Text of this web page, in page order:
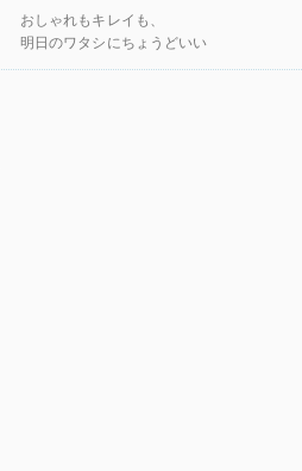
おしゃれもキレイも、
明日のワタシにちょうどいい